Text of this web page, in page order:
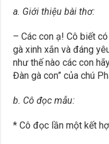
a. Giới thiệu bài thơ:
– Các con ạ! Cô biết
gà xinh xắn và đáng
như thế nào các con
Đàn gà con” của chú
b. Cô đọc mẫu:
* Cô đọc lần một kết